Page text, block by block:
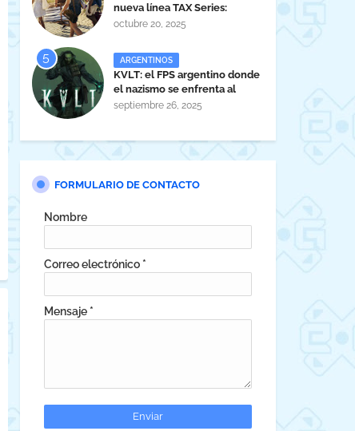
nueva línea TAX Series:
Powerful Sound Anywhere
octubre 20, 2025
ARGENTINOS
KVLT: el FPS argentino donde
el nazismo se enfrenta al
horror cósmico
septiembre 26, 2025
FORMULARIO DE CONTACTO
Nombre
Correo electrónico *
Mensaje *